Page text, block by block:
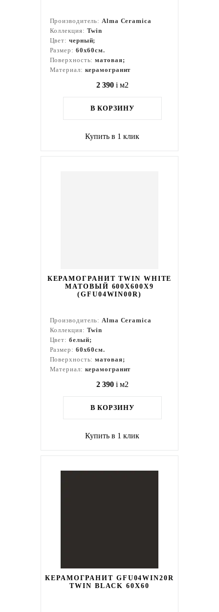
Производитель:Alma Ceramica
Коллекция: Twin
Цвет: черный;
Размер: 60x60см.
Поверхность:матовая;
Материал: керамогранит
2 390 i м2
В КОРЗИНУ
Купить в 1 клик
КЕРАМОГРАНИТ TWIN WHITE
МАТОВЫЙ 600X600X9
(GFU04WIN00R)
Производитель:Alma Ceramica
Коллекция: Twin
Цвет: белый;
Размер: 60x60см.
Поверхность:матовая;
Материал: керамогранит
2 390 i м2
В КОРЗИНУ
Купить в 1 клик
КЕРАМОГРАНИТ GFU04WIN20R
TWIN BLACK 60X60